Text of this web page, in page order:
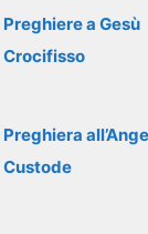
Preghiere a Gesù
Crocifisso
Preghiera
Custode